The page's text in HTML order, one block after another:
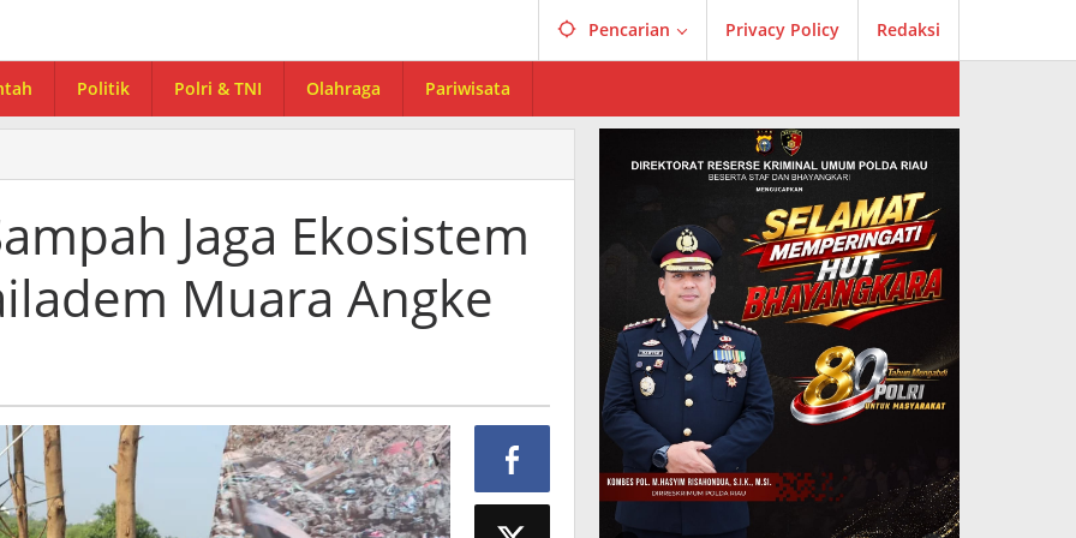
Pencarian Privacy Policy Redaksi
Politik Polri & TNI Olahraga Pariwisata
Jaga Ekosistem
Muara Angke